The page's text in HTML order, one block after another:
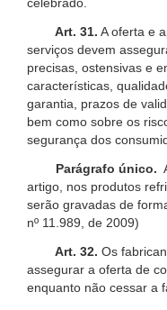
Art. 31. A oferta e
serviços devem
precisas, ostensivas e
características,
garantia, prazos de
bem como sobre os
segurança dos
Parágrafo único.
artigo, nos produtos
serão gravadas de
nº 11.989, de 2009)
Art. 32. Os
assegurar a oferta de
enquanto não cessar a